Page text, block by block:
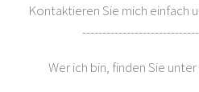
Kontaktieren Sie mich einfach
Wer ich bin, finden Sie